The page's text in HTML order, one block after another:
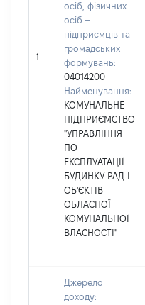
1
осіб, фізичних
осіб –
підприємців та
громадських
формувань:
04014200
Найменування:
КОМУНАЛЬНЕ
ПІДПРИЄМСТВО
"УПРАВЛІННЯ
ПО
ЕКСПЛУАТАЦІЇ
БУДИНКУ РАД І
ОБ'ЄКТІВ
ОБЛАСНОЇ
КОМУНАЛЬНОЇ
ВЛАСНОСТІ"
Джерело
доходу: